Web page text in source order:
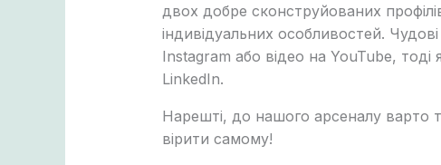
двох добре сконструйованих
індивідуальних особливостей.
Instagram або відео на YouTube,
LinkedIn.
Нарешті, до нашого арсеналу варто
вірити самому!